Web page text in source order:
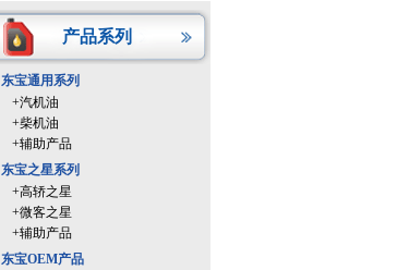
产品系列
东宝通用系列
+汽机油
+柴机油
+辅助产品
东宝之星系列
+高轿之星
+微客之星
+辅助产品
东宝OEM产品